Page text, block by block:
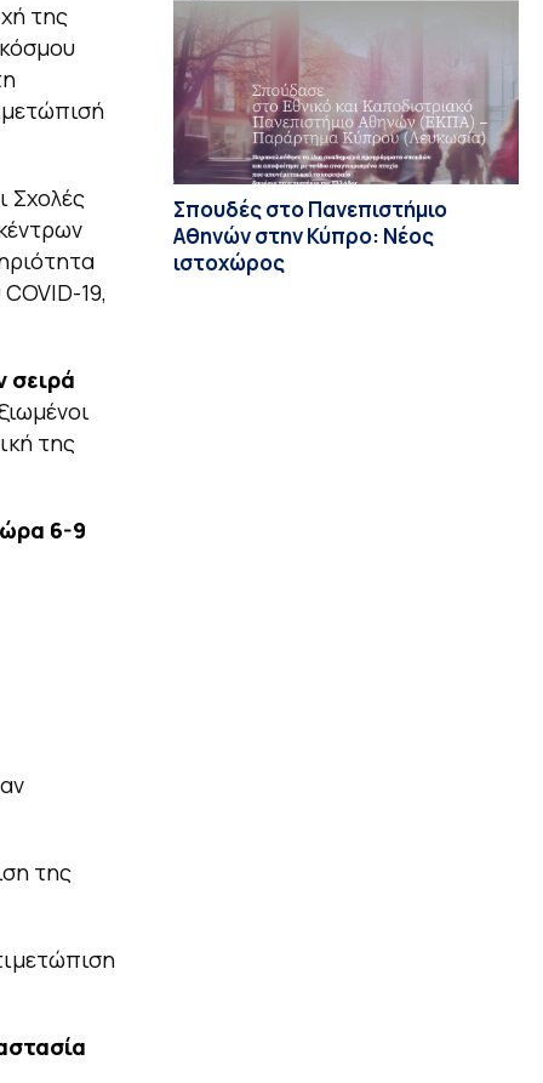
της
Σχολές
19,
σειρά
της
6-9
της
Σπουδές στο Πανεπιστήμιο
Αθηνών στην Κύπρο: Νέος
ιστοχώρος